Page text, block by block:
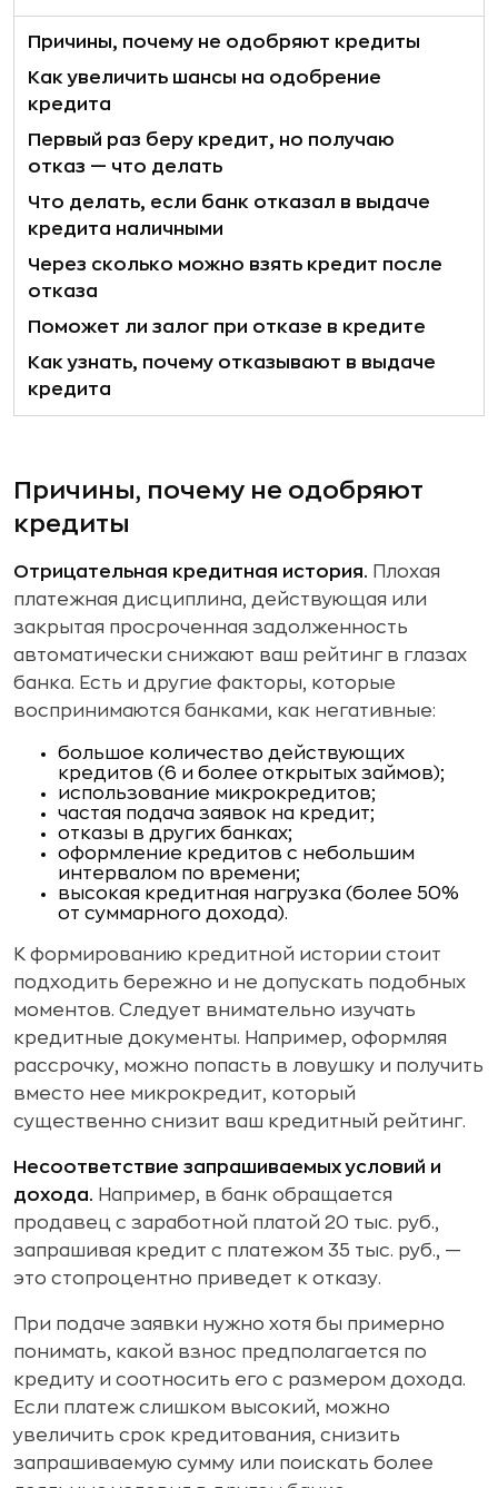
Причины, почему не одобряют кредиты
Как увеличить шансы на одобрение
кредита
Первый раз беру кредит, но получаю
отказ — что делать
Что делать, если банк отказал в выдаче
кредита наличными
Через сколько можно взять кредит после
отказа
Поможет ли залог при отказе в кредите
Как узнать, почему отказывают в выдаче
кредита
Причины, почему не одобряют
кредиты
Отрицательная кредитная история. Плохая
платежная дисциплина, действующая или
закрытая просроченная задолженность
автоматически снижают ваш рейтинг в глазах
банка. Есть и другие факторы, которые
воспринимаются банками, как негативные:
большое количество действующих
кредитов (6 и более открытых займов);
использование микрокредитов;
частая подача заявок на кредит;
отказы в других банках;
оформление кредитов с небольшим
интервалом по времени;
высокая кредитная нагрузка (более 50%
от суммарного дохода).
К формированию кредитной истории стоит
подходить бережно и не допускать подобных
моментов. Следует внимательно изучать
кредитные документы. Например, оформляя
рассрочку, можно попасть в ловушку и получить
вместо нее микрокредит, который
существенно снизит ваш кредитный рейтинг.
Несоответствие запрашиваемых условий и
дохода. Например, в банк обращается
продавец с заработной платой 20 тыс. руб.,
запрашивая кредит с платежом 35 тыс. руб., —
это стопроцентно приведет к отказу.
При подаче заявки нужно хотя бы примерно
понимать, какой взнос предполагается по
кредиту и соотносить его с размером дохода.
Если платеж слишком высокий, можно
увеличить срок кредитования, снизить
запрашиваемую сумму или поискать более